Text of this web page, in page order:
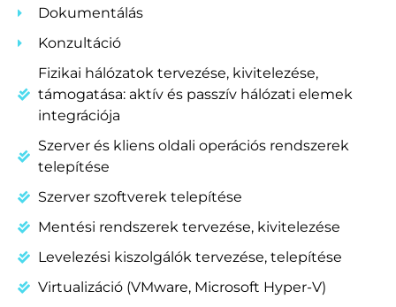
Dokumentálás
Konzultáció
Fizikai hálózatok tervezése, kivitelezése,
támogatása: aktív és passzív hálózati elemek
integrációja
Szerver és kliens oldali operációs rendszerek
telepítése
Szerver szoftverek telepítése
Mentési rendszerek tervezése, kivitelezése
Levelezési kiszolgálók tervezése, telepítése
Virtualizáció (VMware, Microsoft Hyper-V)